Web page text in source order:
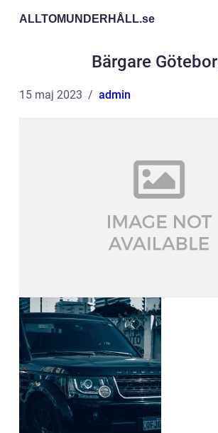
ALLTOMUNDERHÅLL.se
Bärgare
15 maj 2023 admin